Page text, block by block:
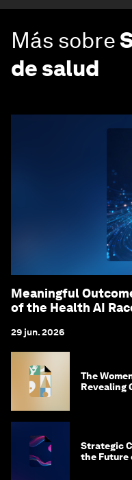
Más sobre
de salud
Meaningful
of the Health AI
29 jun. 2026
The
Revealing
Strategic
the Future